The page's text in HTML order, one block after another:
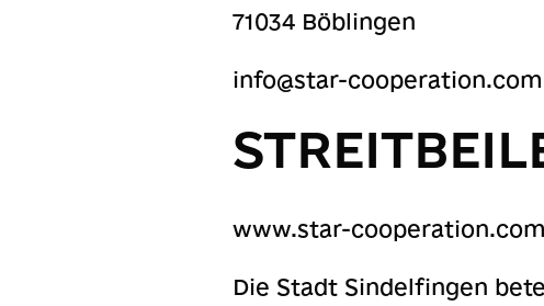
71034 Böblingen
info@star-cooperation.com
www.star-cooperation.com
Die Stadt Sindelfingen